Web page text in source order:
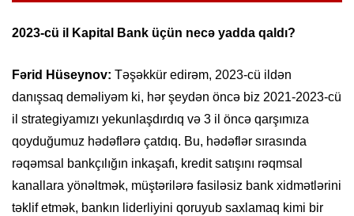
2023-cü il Kapital Bank üçün necə yadda qaldı?
Fərid Hüseynov: Təşəkkür edirəm, 2023-cü ildən
danışsaq deməliyəm ki, hər şeydən öncə biz 2021-2023-cü
il strategiyamızı yekunlaşdırdıq və 3 il öncə qarşımıza
qoyduğumuz hədəflərə çatdıq. Bu, hədəflər sırasında
rəqəmsal bankçılığın inkaşafı, kredit satışını rəqmsal
kanallara yönəltmək, müştərilərə fasiləsiz bank xidmətlərini
təklif etmək, bankın liderliyini qoruyub saxlamaq kimi bir